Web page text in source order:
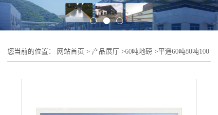
您当前的位置： 网站首页 > 产品展厅 >60吨地磅 >平遥60吨80吨100